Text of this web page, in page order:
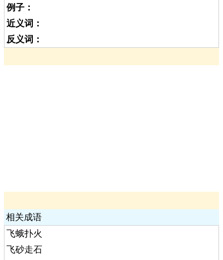
例子：
近义词：
反义词：
相关成语
飞蛾扑火
飞砂走石